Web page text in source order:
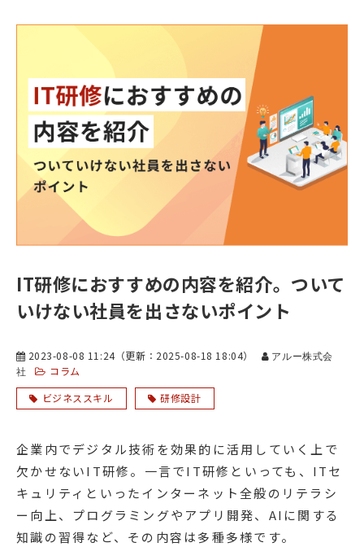
IT研修におすすめの内容を紹介。ついて
いけない社員を出さないポイント
2023-08-08 11:24（更新： 2025-08-18 18:04）
アルー株式会
社
コラム
ビジネススキル
研修設計
企業内でデジタル技術を効果的に活用していく上で
欠かせないIT研修。一言でIT研修といっても、ITセ
キュリティといったインターネット全般のリテラシ
ー向上、プログラミングやアプリ開発、AIに関する
知識の習得など、その内容は多種多様です。